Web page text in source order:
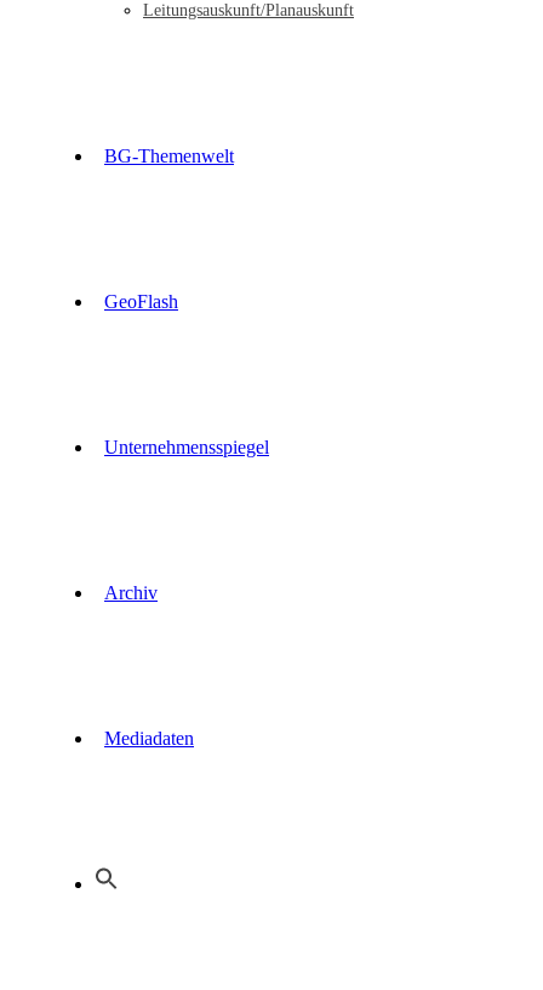
Leitungsauskunft/Planauskunft
BG-Themenwelt
GeoFlash
Unternehmensspiegel
Archiv
Mediadaten